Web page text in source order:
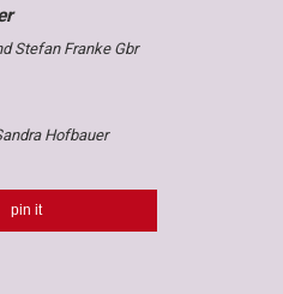
Stefan Franke Gbr
Hofbauer
pin it